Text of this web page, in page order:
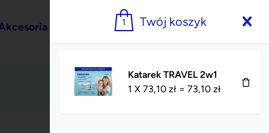
Blog
1 Twój koszyk
Katarek TRAVEL 2w1
1 X 73,10zł = 73,10zł